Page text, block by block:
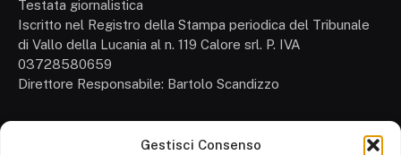
Gestisci Consenso
Testata giornalistica
Iscritto nel Registro della Stampa periodica del Tribunale
di Vallo della Lucania al n. 119 Calore srl. P. IVA
03728580659
Direttore Responsabile: Bartolo Scandizzo